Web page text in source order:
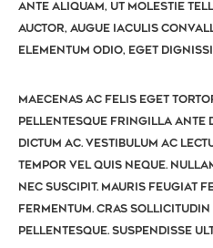
ante aliquam, ut molestie
auctor, augue iaculis
elementum odio, eget
Maecenas ac felis eget
Pellentesque fringilla ante
dictum ac. Vestibulum ac
tempor vel quis neque.
nec suscipit. Mauris feugiat
fermentum. Cras sollicitudin
pellentesque. Suspendisse